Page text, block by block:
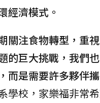
經濟模式。
關注食物轉型，重
的巨大挑戰，我們
而是需要許多夥伴
學校，家樂福非常